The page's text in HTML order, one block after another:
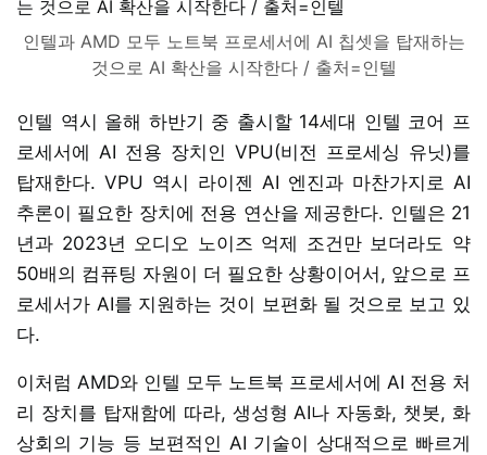
인텔과 AMD 모두 노트북 프로세서에 AI 칩셋을 탑재하는
것으로 AI 확산을 시작한다 / 출처=인텔
인텔 역시 올해 하반기 중 출시할 14세대 인텔 코어 프
로세서에 AI 전용 장치인 VPU(비전 프로세싱 유닛)를
탑재한다. VPU 역시 라이젠 AI 엔진과 마찬가지로 AI
추론이 필요한 장치에 전용 연산을 제공한다. 인텔은 21
년과 2023년 오디오 노이즈 억제 조건만 보더라도 약
50배의 컴퓨팅 자원이 더 필요한 상황이어서, 앞으로 프
로세서가 AI를 지원하는 것이 보편화 될 것으로 보고 있
다.
이처럼 AMD와 인텔 모두 노트북 프로세서에 AI 전용 처
리 장치를 탑재함에 따라, 생성형 AI나 자동화, 챗봇, 화
상회의 기능 등 보편적인 AI 기술이 상대적으로 빠르게